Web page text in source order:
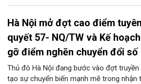
Hà Nội mở đợt cao điểm
quyết 57- NQ/TW và Kế
gỡ điểm nghẽn chuyển đổi số
Thủ đô Hà Nội đang bước vào đợt
tạo sự chuyển biến mạnh mẽ trong nhận